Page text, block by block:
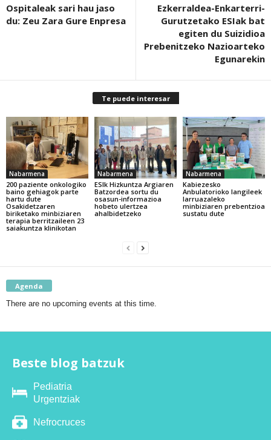
Ospitaleak sari hau jaso
du: Zeu Zara Gure Enpresa
Ezkerraldea-Enkarterri-
Gurutzetako ESIak bat
egiten du Suizidioa
Prebenitzeko Nazioarteko
Egunarekin
Te puede interesar
Nabarmena
200 paziente onkologiko
baino gehiagok parte
hartu dute
Osakidetzaren
biriketako minbiziaren
terapia berritzaileen 23
saiakuntza klinikotan
Nabarmena
ESIk Hizkuntza Argiaren
Batzordea sortu du
osasun-informazioa
hobeto ulertzea
ahalbidetzeko
Nabarmena
Kabiezesko
Anbulatorioko langileek
larruazaleko
minbiziaren prebentzioa
sustatu dute
Agenda
There are no upcoming events at this time.
Beste blog batzuk
Pediatria
Urgentziak
Nefrocruces